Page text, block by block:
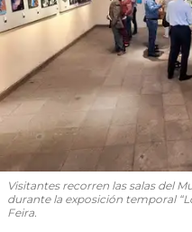
Visitantes recorren las salas del
durante la exposición temporal
Feira.